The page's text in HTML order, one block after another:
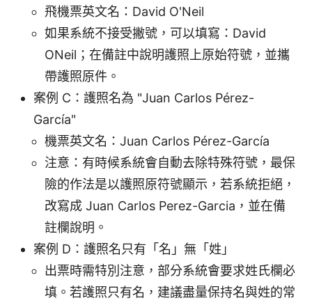
飛機票英文名：David O'Neil
如果系統不接受撇號，可以填寫：David
ONeil；在備註中說明護照上原始符號，並攜
帶護照原件。
案例 C：護照名為 "Juan Carlos Pérez-
García"
機票英文名：Juan Carlos Pérez-García
注意：有時候系統會自動去除特殊符號，最保
險的作法是以護照原符號顯示，若系統拒絕，
改寫成 Juan Carlos Perez-Garcia，並在備
註欄說明。
案例 D：護照名只有「名」無「姓」
出票時需特別注意，部分系統會要求姓氏欄必
填。若護照只有名，建議盡量保持名與姓的常